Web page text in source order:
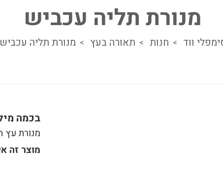
מנורת תליה עכביש
ווד חנות תאורה בעץ מנורת תליה עכביש
בכמה
מנורת עץ
מוצר זה